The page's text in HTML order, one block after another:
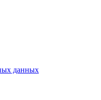
данных